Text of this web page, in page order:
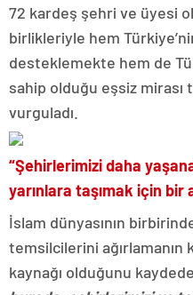
72 kardeş şehri ve üyesi
birlikleriyle hem
desteklemekte hem de
sahip olduğu eşsiz mirası
vurguladı.
“Şehirlerimizi daha
yarınlara taşımak için bir
İslam dünyasının
temsilcilerini
kaynağı olduğunu